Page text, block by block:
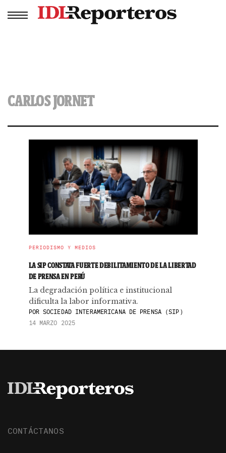
CARLOS JORNET
PERIODISMO Y MEDIOS
LA SIP CONSTATA FUERTE DEBILITAMIENTO DE LA LIBERTAD
DE PRENSA EN PERÚ
La degradación política e institucional
dificulta la labor informativa.
PORSOCIEDAD INTERAMERICANA DE PRENSA (SIP)
14 MARZO 2025
CONTÁCTANOS